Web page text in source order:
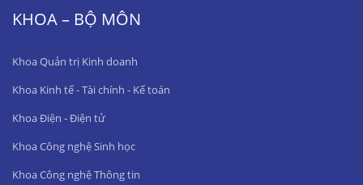
KHOA – BỘ MÔN
Khoa Quản trị Kinh doanh
Khoa Kinh tế - Tài chính - Kế toán
Khoa Điện - Điện tử
Khoa Công nghệ Sinh học
Khoa Công nghệ Thông tin